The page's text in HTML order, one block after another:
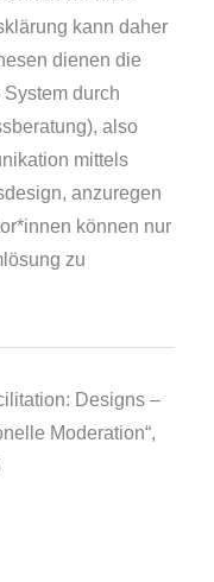
kann daher
dienen die
durch
), also
mittels
anzuregen
können nur
zu
Designs –
Moderation“,